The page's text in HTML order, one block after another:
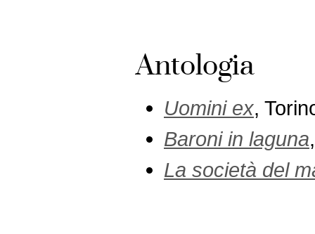
Antologia
Uomini ex,
Baroni in laguna
La società del